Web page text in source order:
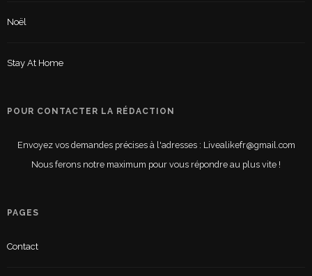
Noël
Stay At Home
POUR CONTACTER LA RÉDACTION
Envoyez vos demandes précises à l'adresses : Livealikefr@gmail.com
Nous ferons notre maximum pour vous répondre au plus vite !
PAGES
Contact